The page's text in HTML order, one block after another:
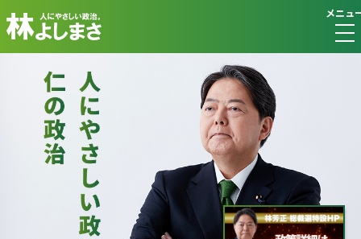
メニュ